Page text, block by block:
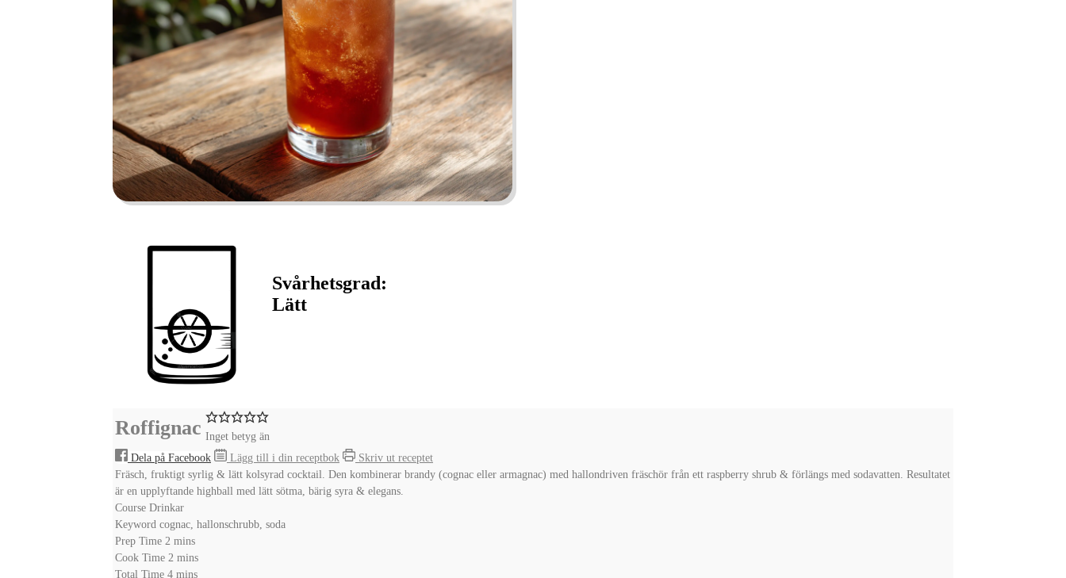
Svårhetsgrad:
Lätt
Roffignac Inget betyg än
Dela på Facebook
Lägg till i din receptbok
Skriv ut receptet
Fräsch, fruktigt syrlig & lätt kolsyrad cocktail. Den kombinerar brandy (cognac eller armagnac) med hallondriven fräschör från ett raspberry shrub & förlängs med sodavatten. Resultatet
är en upplyftande highball med lätt sötma, bärig syra & elegans.
Course Drinkar
Keyword cognac, hallonschrubb, soda
Prep Time 2 minutes
mins
Cook Time 2 minutes
mins
Total Time 4minutes
mins